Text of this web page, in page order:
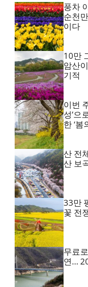
풍차
순천
이다
10만
암산
기적
이번
성’으
한 ‘봄
산 전
산 보
33만
꽃 전
무료
연…